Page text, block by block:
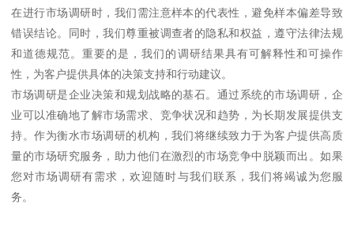
在进行市场调研时，我们需注意样本的代表性，避免样本偏差导致
错误结论。同时，我们尊重被调查者的隐私和权益，遵守法律法规
和道德规范。重要的是，我们的调研结果具有可解释性和可操作
性，为客户提供具体的决策支持和行动建议。
市场调研是企业决策和规划战略的基石。通过系统的市场调研，企
业可以准确地了解市场需求、竞争状况和趋势，为长期发展提供支
持。作为衡水市场调研的机构，我们将继续致力于为客户提供高质
量的市场研究服务，助力他们在激烈的市场竞争中脱颖而出。如果
您对市场调研有需求，欢迎随时与我们联系，我们将竭诚为您服
务。